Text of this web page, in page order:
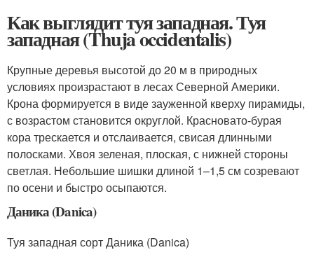
Как выглядит туя западная. Туя
западная (Thuja occidentalis)
Крупные деревья высотой до 20 м в природных
условиях произрастают в лесах Северной Америки.
Крона формируется в виде зауженной кверху пирамиды,
с возрастом становится округлой. Красновато-бурая
кора трескается и отслаивается, свисая длинными
полосками. Хвоя зеленая, плоская, с нижней стороны
светлая. Небольшие шишки длиной 1–1,5 см созревают
по осени и быстро осыпаются.
Даника (Danica)
Туя западная сорт Даника (Danica)